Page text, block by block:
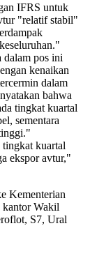
IFRS untuk
"relatif stabil"
dalam pos ini
kenaikan
dalam
bahwa
tingkat kuartal
sementara
tingkat kuartal
ekspor avtur,"
Kementerian
kantor Wakil
S7, Ural